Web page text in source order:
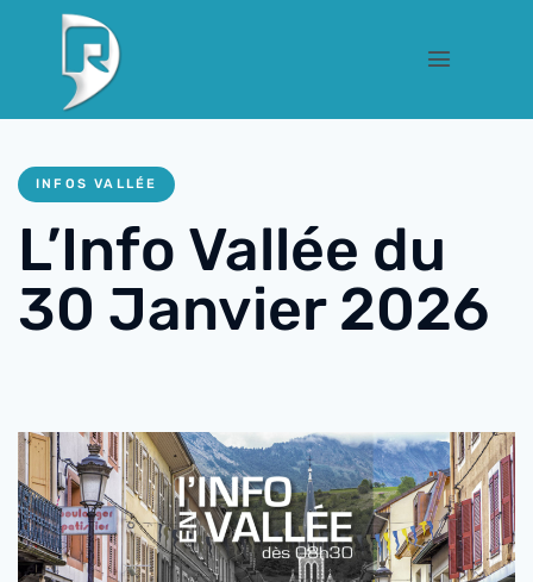
INFOS VALLÉE
L’Info Vallée du
30 Janvier 2026